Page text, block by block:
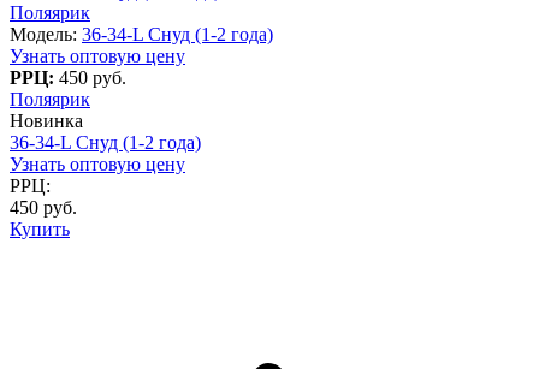
Поляярик
Модель: 36-34-L Снуд (1-2 года)
Узнать оптовую цену
РРЦ: 450 руб.
Поляярик
Новинка
36-34-L Снуд (1-2 года)
Узнать оптовую цену
РРЦ:
450 руб.
Купить